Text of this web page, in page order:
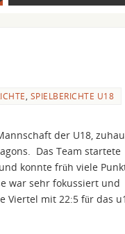
SPIELBERICHTE U18
der U18,
Das Team startete
konnte früh viele
war sehr fokussiert und
Viertel mit 22:5 für das